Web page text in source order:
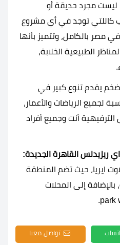
ليست مجرد حديقة أو
كاللتي توجد في أي مشروع
مصر بالكامل، وتتميز بأنها
الطبيعية الخلابة،
يقدم تنوع كبير في
لجميع الرياضات والأعمار،
أنت وجميع أفراد
ريزيدنس القاهرة الجديدة:
ايريا، حيث تضم المنطقة
إلى المحلات
تواصل معنا